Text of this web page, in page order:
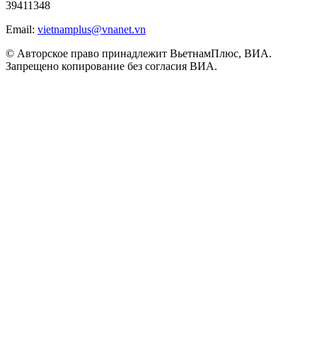
39411348
Email: vietnamplus@vnanet.vn
© Авторское право принадлежит ВьетнамПлюс, ВИА.
Запрещено копирование без согласия ВИА.